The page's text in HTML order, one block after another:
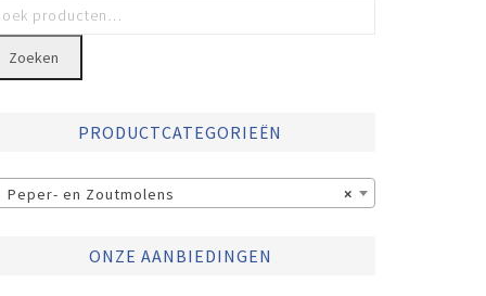
Zoeken
PRODUCTCATEGORIEËN
×
Peper- en Zoutmolens
ONZE AANBIEDINGEN